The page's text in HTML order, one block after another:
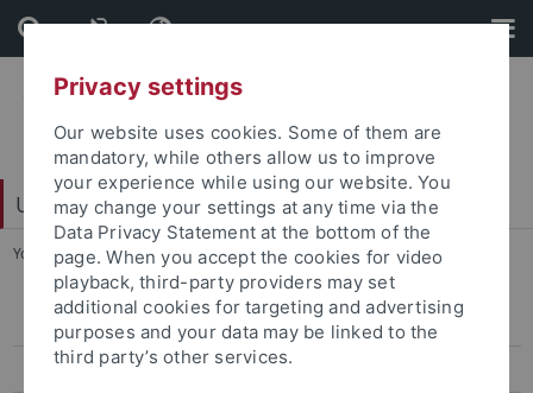
Skip
to
content
Skip
to
footer
Universitätsbibliothek
You are here: Startseite ... Küsters
Bereichsbibliothek
Digitalisierungszentrum
Privacy settings
Our website uses cookies. Some of them are
mandatory, while others allow us to improve
your experience while using our website. You
may change your settings at any time via the
Data Privacy Statement at the bottom of the
page. When you accept the cookies for video
playback, third-party providers may set
additional cookies for targeting and advertising
purposes and your data may be linked to the
third party’s other services.